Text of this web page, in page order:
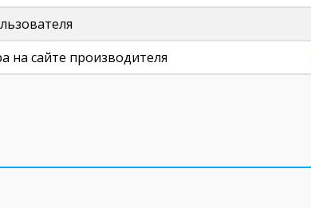
на сайте производителя